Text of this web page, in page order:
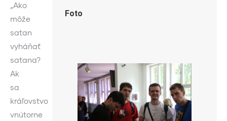
„Ako
môže
satan
vyháňať
satana?
Ak
sa
kráľovstvo
vnútorne
Foto